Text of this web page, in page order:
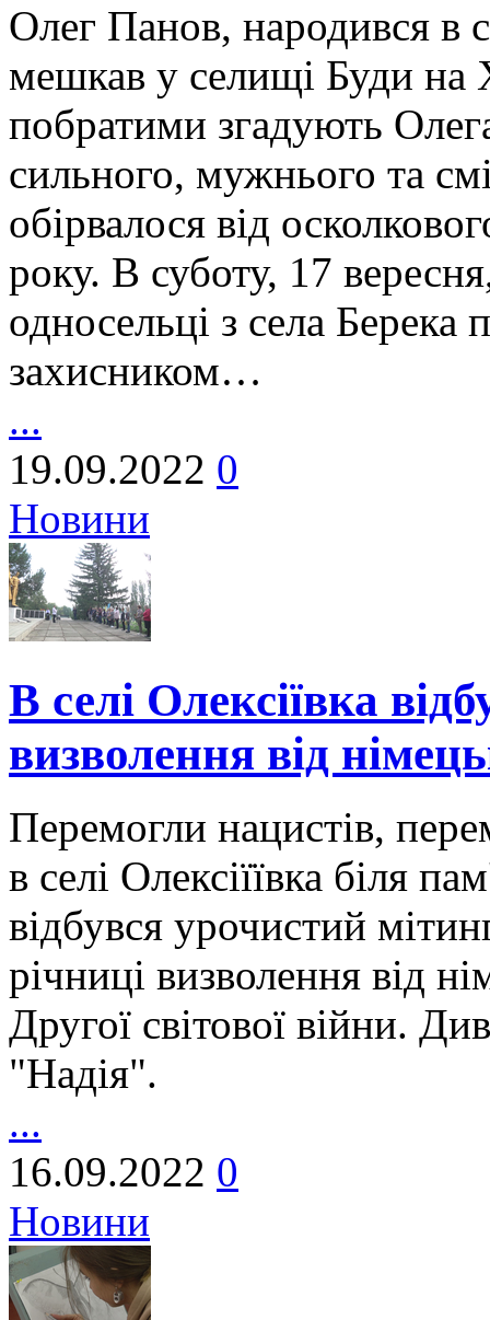
Олег Панов, народився в
мешкав у селищі Буди на
побратими згадують
сильного, мужнього та
обірвалося від
року. В суботу, 17
односельці з села
захисником…
...
19.09.2022 0
Новини
В селі Олексіївка
визволення від
Перемогли нацистів,
в селі Олексіїївка біля
відбувся урочистий
річниці визволення від
Другої світової війни.
"Надія".
...
16.09.2022 0
Новини